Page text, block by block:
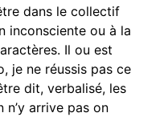
dans le collectif
inconsciente ou à la
Il ou est
je ne réussis pas ce
dit, verbalisé, les
n’y arrive pas on